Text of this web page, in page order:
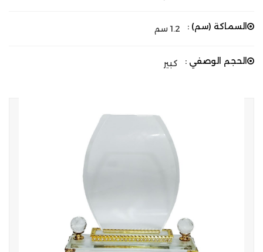
السماكة (سم) : 1.2 سم
الحجم الوصفي : كبير